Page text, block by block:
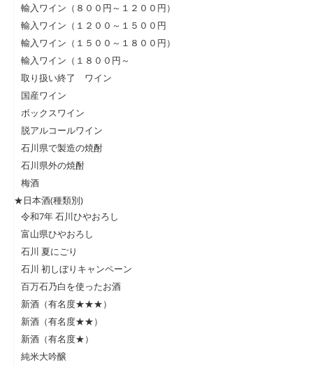
輸入ワイン（８００円～１２００円）
輸入ワイン（１２００～１５００円
輸入ワイン（１５００～１８００円）
輸入ワイン（１８００円～
取り扱い終了 ワイン
国産ワイン
ボックスワイン
脱アルコールワイン
石川県で製造の焼酎
石川県外の焼酎
梅酒
★日本酒(種類別)
令和7年 石川ひやおろし
富山県ひやおろし
石川 夏にごり
石川 初しぼりキャンペーン
百万石乃白を使ったお酒
新酒（有名度★★★）
新酒（有名度★★）
新酒（有名度★）
純米大吟醸